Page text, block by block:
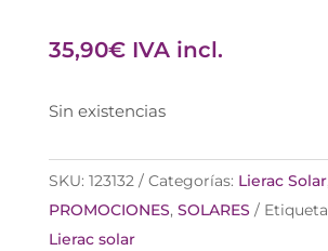
35,90€ IVA incl.
Sin existencias
SKU: 123132 Categorías: Lierac Solar
PROMOCIONES, SOLARES
Lierac solar